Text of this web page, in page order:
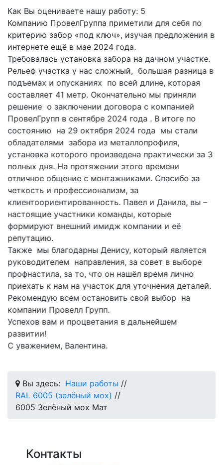
Как Вы оцениваете нашу работу: 5
Компанию ПровелГруппа приметили для себя по
критерию забор «под ключ», изучая предложения в
интернете ещё в мае 2024 года.
Требовалась установка забора на дачном участке.
Рельеф участка у нас сложный, большая разница в
подъемах и опусканиях по всей длине, которая
составляет 41 метр. Окончательно мы приняли
решение о заключении договора с компанией
ПровелГрупп в сентябре 2024 года . В итоге по
состоянию на 29 октября 2024 года мы стали
обладателями забора из металлопрофиля,
установка которого произведена практически за 3
полных дня. На протяжении этого времени
отличное общение с монтажниками. Спасибо за
четкость и профессионализм, за
клиентоориентированность. Павел и Данила, вы –
настоящие участники команды, которые
формируют внешний имидж компании и её
репутацию.
Также мы благодарны Денису, который является
руководителем направления, за совет в выборе
профнастила, за то, что он нашёл время лично
приехать к нам на участок для уточнения деталей.
Рекомендую всем остановить свой выбор на
компании Провелл Групп.
Успехов вам и процветания в дальнейшем
развитии!
С уважением, Валентина.
Вы здесь: Наши работы //
RAL 6005 (зелёный мох) //
6005 Зелёный мох Мат
Контакты